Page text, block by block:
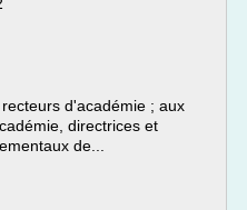
d'académie ; aux
directrices et
de...